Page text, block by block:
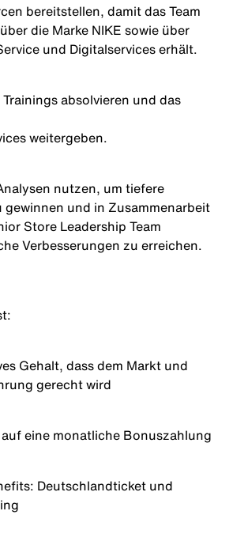
bereitstellen, damit das Team
die Marke NIKE sowie über
und Digitalservices erhält.
absolvieren und das
weitergeben.
nutzen, um tiefere
gewinnen und in Zusammenarbeit
Store Leadership Team
Verbesserungen zu erreichen.
:
Gehalt, dass dem Markt und
gerecht wird
eine monatliche Bonuszahlung
Deutschlandticket und